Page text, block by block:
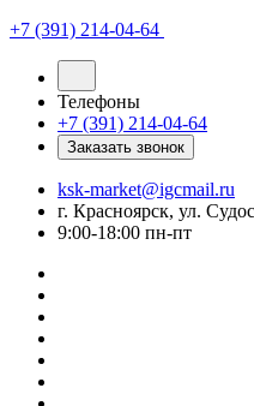
+7 (391) 214-04-64
Телефоны
+7 (391) 214-04-64
Заказать звонок
ksk-market@igcmail.ru
г. Красноярск, ул.
9:00-18:00 пн-пт